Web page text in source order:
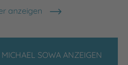
anzeigen
SOWA ANZEIGEN